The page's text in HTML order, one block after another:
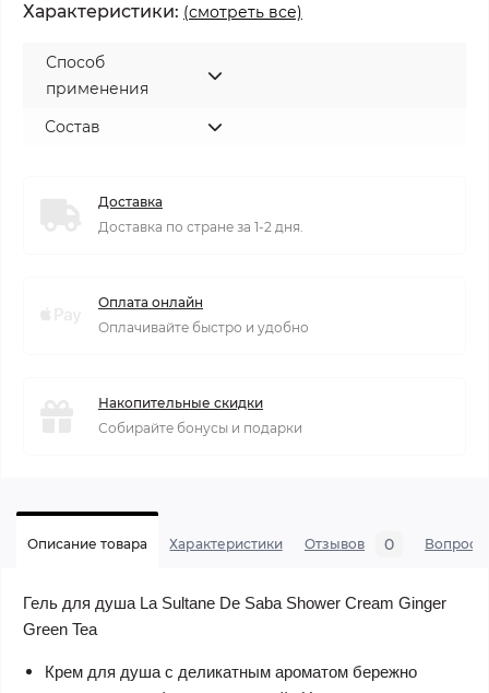
Характеристики: (смотреть все)
Способ
применения
Состав
Доставка
Доставка по стране за 1-2 дня.
Оплата онлайн
Оплачивайте быстро и удобно
Накопительные скидки
Собирайте бонусы и подарки
Описание товара Характеристики Отзывов 0 Вопросы
Гель для душа La Sultane De Saba Shower Cream Ginger
Green Tea
Крем для душа с деликатным ароматом бережно